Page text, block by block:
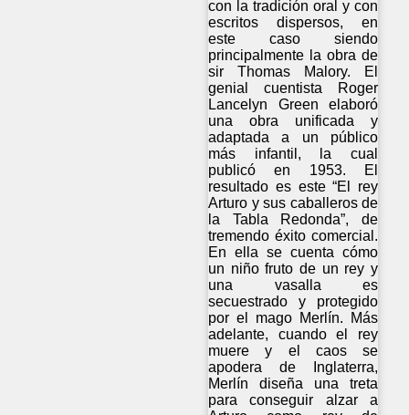
con la tradición oral y con
escritos dispersos, en
este caso siendo
principalmente la obra de
sir Thomas Malory. El
genial cuentista Roger
Lancelyn Green elaboró
una obra unificada y
adaptada a un público
más infantil, la cual
publicó en 1953. El
resultado es este “El rey
Arturo y sus caballeros de
la Tabla Redonda”, de
tremendo éxito comercial.
En ella se cuenta cómo
un niño fruto de un rey y
una vasalla es
secuestrado y protegido
por el mago Merlín. Más
adelante, cuando el rey
muere y el caos se
apodera de Inglaterra,
Merlín diseña una treta
para conseguir alzar a